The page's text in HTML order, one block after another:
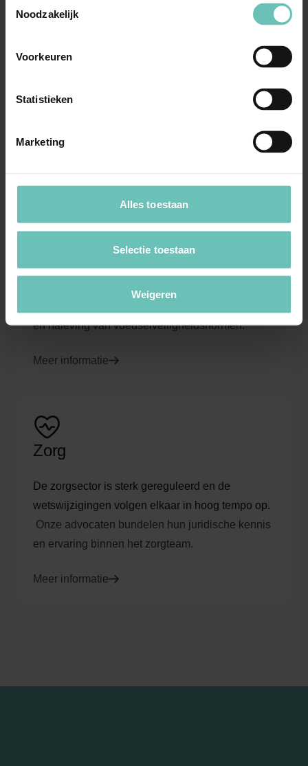
Noodzakelijk
Voorkeuren
Statistieken
Marketing
Alles toestaan
Selectie toestaan
Weigeren
AI, blockchain en het Internet of Things brengen
gebied van onder andere intellectuele eigendom,
Voedsel & Bio
Juridische ondersteuning en advisering over
etikettering en reclame-uitingen,
en naleving van voedselveiligheidsnormen.
Meer informatie
Zorg
De zorgsector is sterk gereguleerd en de
wetswijzigingen volgen elkaar in hoog tempo op.
Onze advocaten bundelen hun juridische kennis
en ervaring binnen het zorgteam.
Meer informatie